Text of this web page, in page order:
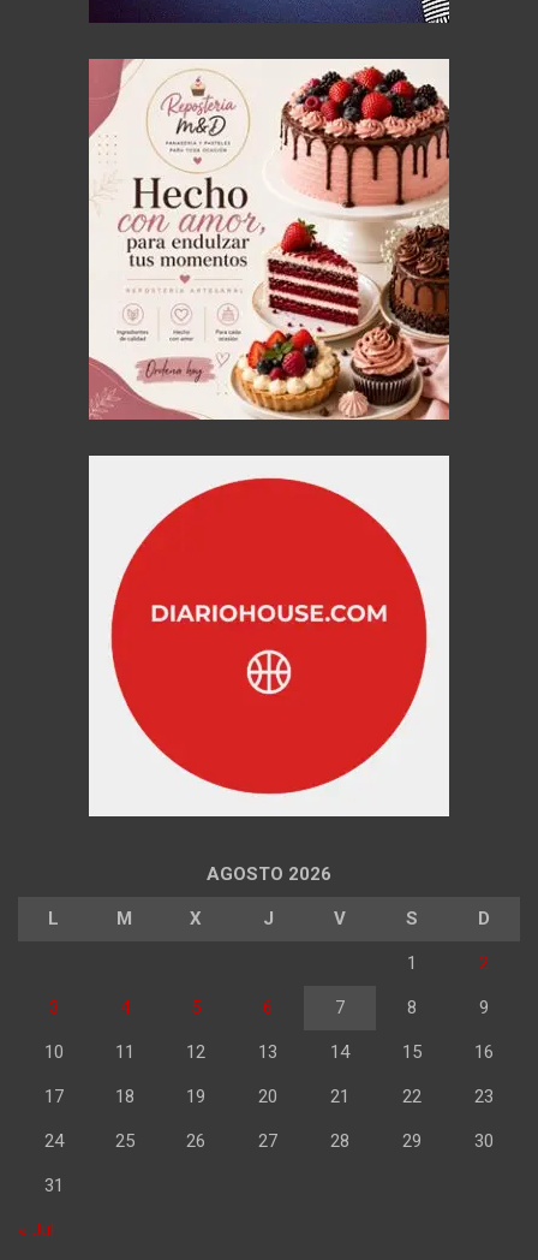
AGOSTO 2026
L M X J V S D
1 2
3 4 5 6 7 8 9
10 11 12 13 14 15 16
17 18 19 20 21 22 23
24 25 26 27 28 29 30
31
« Jul